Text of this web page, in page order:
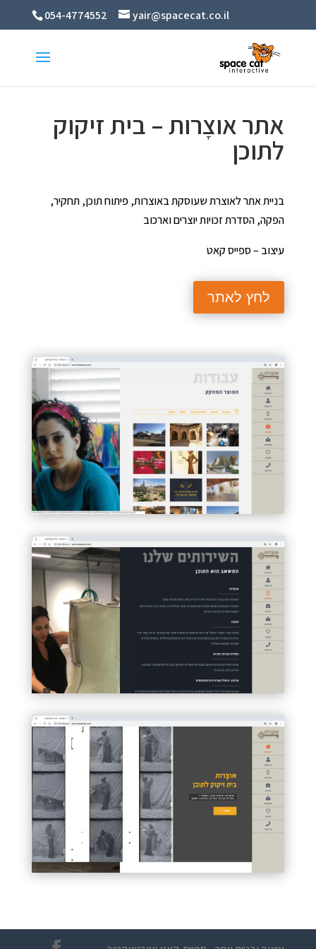
054-4774552 yair@spacecat.co.il
אתר אוצָרות – בית זיקוק
לתוכן
בניית אתר לאוצרת שעוסקת באוצרות, פיתוח תוכן, תחקיר,
הפקה, הסדרת זכויות יוצרים וארכוב
עיצוב – ספייס קאט
לחץ לאתר